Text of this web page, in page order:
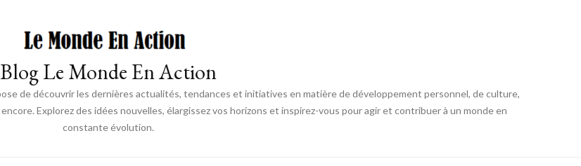
Blog Le Monde En Action
de découvrir les dernières actualités, tendances et initiatives en matière de développement personnel, de culture,
Explorez des idées nouvelles, élargissez vos horizons et inspirez-vous pour agir et contribuer à un monde en
constante évolution.